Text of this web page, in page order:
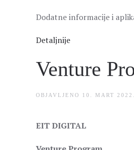
Dodatne informacije i
Detaljnije
Venture
OBJAVLJENO 10. MART 2022.
EIT DIGITAL